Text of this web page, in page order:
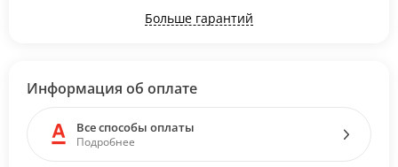
Больше гарантий
Информация об оплате
Все способы оплаты
Подробнее